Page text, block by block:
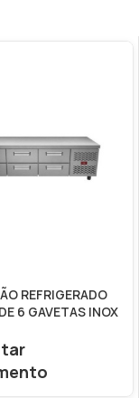
REFRIGERADO
6 GAVETAS INOX